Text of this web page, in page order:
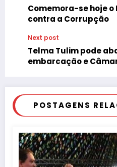
Comemora-se hoje
contra a Corrupção
Next post
Telma Tulim pode
embarcação e
POSTAGENS